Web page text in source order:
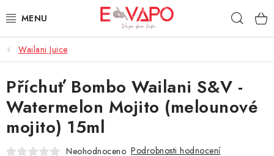
na
3D TISK
TIPY ZA DOBROU CENU
AROMATA A PŘÍCHUTĚ
BÁZE
Wailani Juice
Příchuť Bombo Wailani S&V -
Watermelon Mojito (melounové
mojito) 15ml
Neohodnoceno Podrobnosti hodnocení